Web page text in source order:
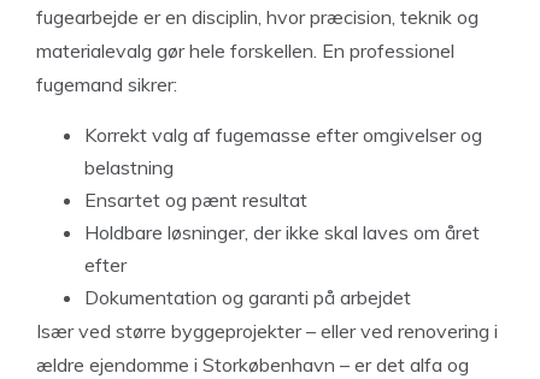
fugearbejde er en disciplin, hvor præcision, teknik og
materialevalg gør hele forskellen. En professionel
fugemand sikrer:
Korrekt valg af fugemasse efter omgivelser og
belastning
Ensartet og pænt resultat
Holdbare løsninger, der ikke skal laves om året
efter
Dokumentation og garanti på arbejdet
Især ved større byggeprojekter – eller ved renovering i
ældre ejendomme i Storkøbenhavn – er det alfa og